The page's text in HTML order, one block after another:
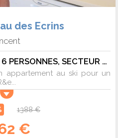
des Ecrins
HEC112 - APPARTEMENT 6 PERSONNES, SECTEUR 1700M - 6 pers. - 40m2 - TV
appartement au ski pour un
1388 €
€